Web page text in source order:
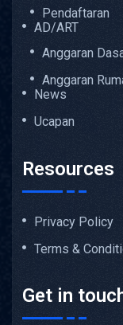
Pendaftaran
AD/ART
Anggaran
Anggaran
News
Ucapan
Resources
Privacy Policy
Terms &
Get in